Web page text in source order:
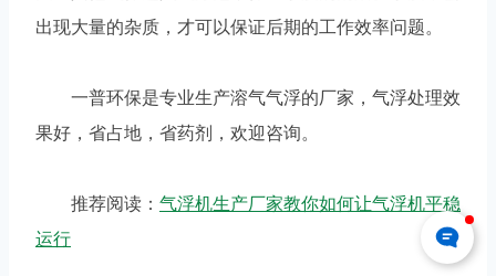
出现大量的杂质，才可以保证后期的工作效率问题。
一普环保是专业生产溶气气浮的厂家，气浮处理效
果好，省占地，省药剂，欢迎咨询。
推荐阅读： 气浮机生产厂家教你如何让气浮机平稳
运行